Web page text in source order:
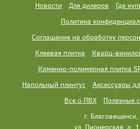
Новости Для дилеров Где
Политика
Соглашение на обработку
Клеевая плитка
Кварц-
Каменно-полимерная плитка
Напольный плинтус
Аксессуары
Все о ПВХ
Полезные
г. Благовещенск,
ул. Пионерская, д.